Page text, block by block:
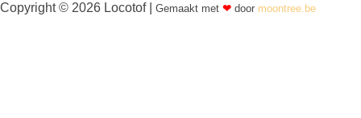
Copyright © 2026 Locotof | Gemaakt met ❤ door moontree.be